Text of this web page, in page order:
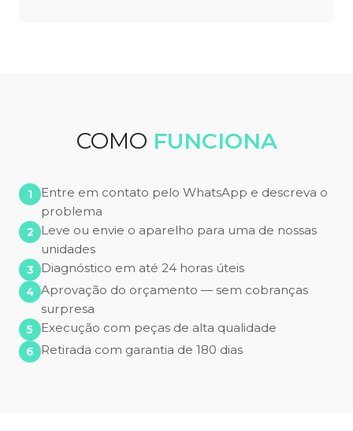
COMO FUNCIONA
Entre em contato pelo WhatsApp e descreva o
problema
Leve ou envie o aparelho para uma de nossas
unidades
Diagnóstico em até 24 horas úteis
Aprovação do orçamento — sem cobranças
surpresa
Execução com peças de alta qualidade
Retirada com garantia de 180 dias